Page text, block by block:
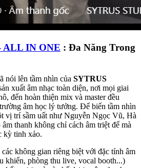
ALL IN ONE : Đa Năng Trong
lên tầm nhìn của SYTRUS
xuất âm nhạc toàn diện, nơi mọi giai
đến hoàn thiện mix và master đều
âm học lý tưởng. Để biến tầm nhìn
vị trí sầm uất như Nguyễn Ngọc Vũ, Hà
thanh không chỉ cách âm triệt để mà
kỳ tinh xảo.
không gian riêng biệt với đặc tính âm
khiển, phòng thu live, vocal booth...)